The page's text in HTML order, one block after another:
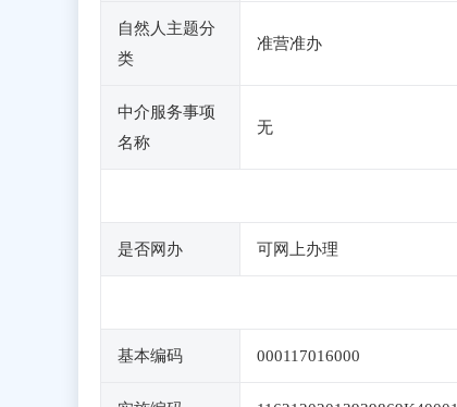
自然人主题分
类
准营准办
中介服务事项
名称
无
是否网办 可网上办理
基本编码 000117016000